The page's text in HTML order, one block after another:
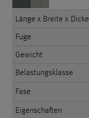
Länge x Breite x Dicke
Fuge
Gewicht
Belastungsklasse
Fase
Eigenschaften